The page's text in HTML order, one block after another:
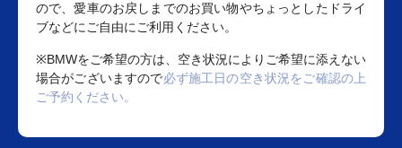
ので、愛車のお戻しまでのお買い物やちょっとしたドライ
ブなどにご自由にご利用ください。
※BMWをご希望の方は、空き状況によりご希望に添えない
場合がございますので必ず施工日の空き状況をご確認の上
ご予約ください。